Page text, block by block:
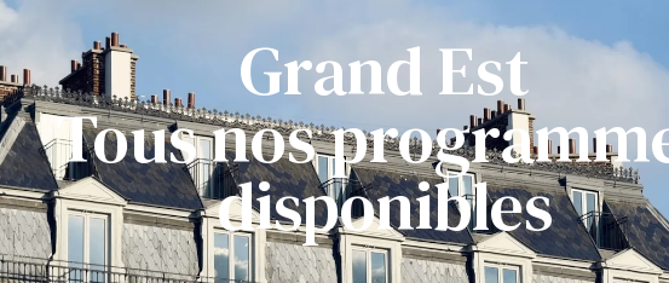
Grand Est
Tous nos
disponibles